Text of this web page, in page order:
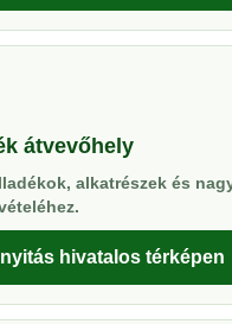
átvevőhely
alkatrészek és
hivatalos térképen